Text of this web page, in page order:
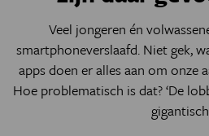
Veel jongeren én
smartphoneverslaafd. Niet gek,
apps doen er alles aan om onze
Hoe problematisch is dat? ‘De